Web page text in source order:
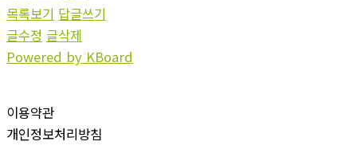
목록보기 답글쓰기
글수정 글삭제
Powered by KBoard
이용약관
개인정보처리방침